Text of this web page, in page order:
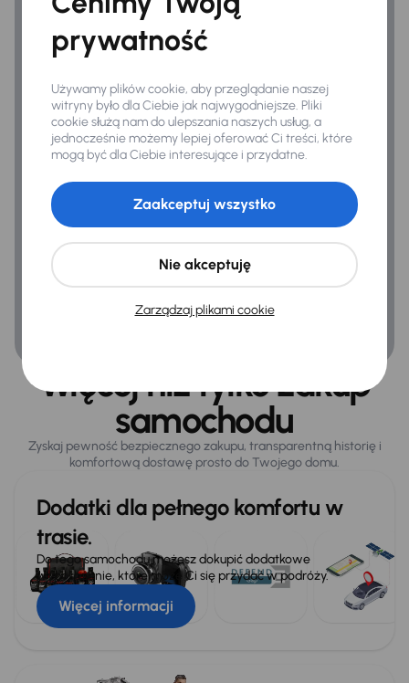
Więcej niż tylko zakup
samochodu
Zyskaj pewność bezpiecznego zakupu, transparentną historię i
komfortową dostawę prosto do Twojego domu.
Dodatki dla pełnego komfortu w
trasie.
Do tego samochodu możesz dokupić dodatkowe
wyposażenie, które może Ci się przydać w podróży.
Więcej informacji
prywatność
Używamy plików cookie, aby przeglądanie naszej
witryny było dla Ciebie jak najwygodniejsze. Pliki
cookie służą nam do ulepszania naszych usług, a
jednocześnie możemy lepiej oferować Ci treści, które
mogą być dla Ciebie interesujące i przydatne.
Zarządzaj plikami cookie
Nie akceptuję
Zaakceptuj wszystko